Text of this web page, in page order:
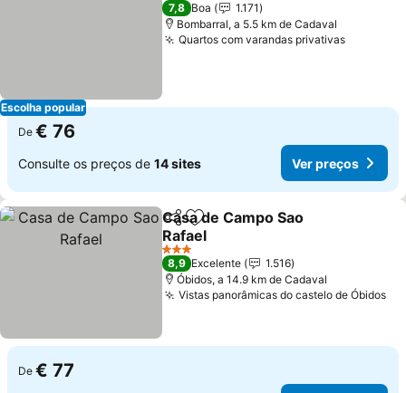
Escolha popular
7,8 Boa
1.171
Bombarral, a 5.5 km de Cadaval
Quartos com varandas privativas
De € 76
Consulte os preços de 14 sites Ver preços
PartilharAdicionar aos favoritos
Casa de Campo Sao
Rafael
3 Estrelas
8,9 Excelente
1.516
Óbidos, a 14.9 km de Cadaval
Vistas panorâmicas do castelo de Óbidos
De € 77